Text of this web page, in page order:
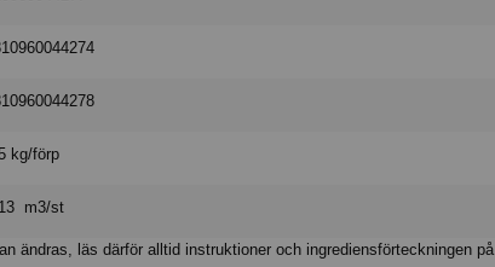
kg/förp
m3/st
ändras, läs därför alltid instruktioner och ingrediensförteckningen på